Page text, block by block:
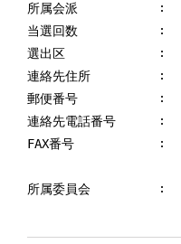
所属会派
当選回数
選出区
連絡先住所
郵便番号
連絡先電話番号
FAX番号
所属委員会